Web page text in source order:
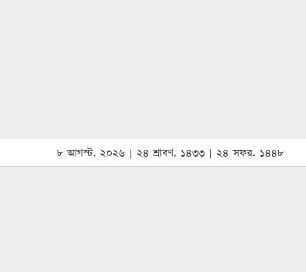
৮ আগস্ট, ২০২৬ | ২৪ শ্রাবণ, ১৪৩৩ | ২৪ সফর, ১৪৪৮